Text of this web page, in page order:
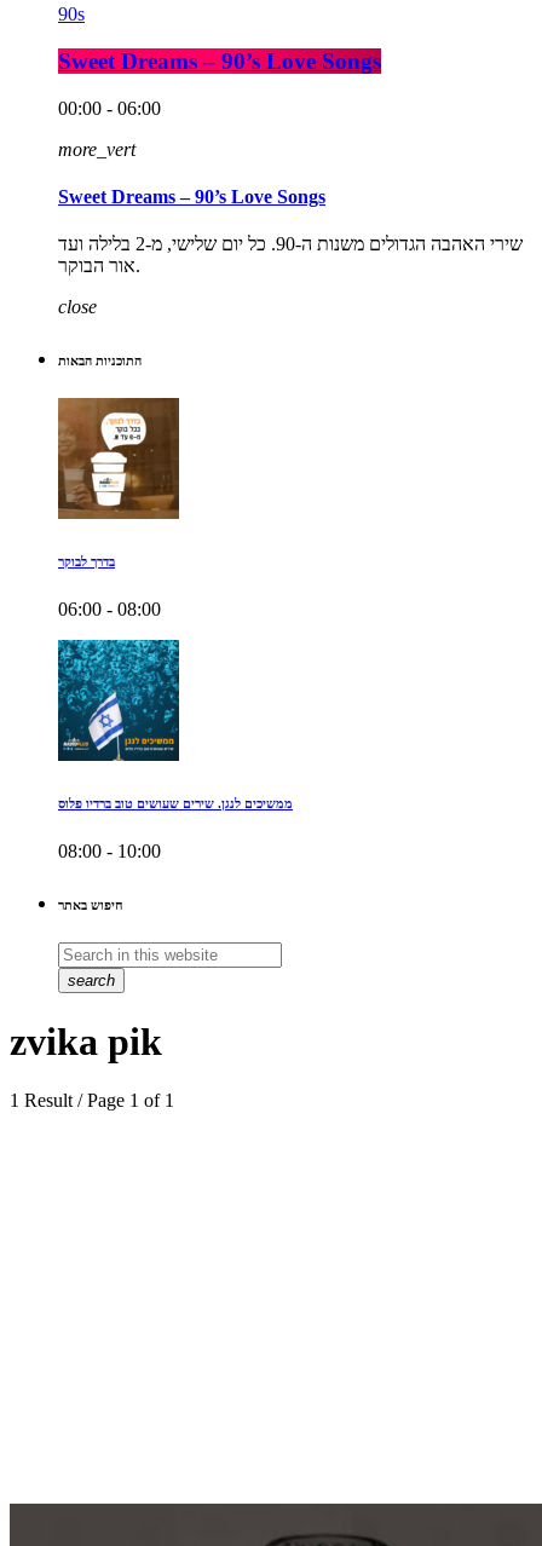
90s
Sweet Dreams – 90’s Love Songs
00:00 - 06:00
more_vert
Sweet Dreams – 90’s Love Songs
שירי האהבה הגדולים משנות ה-90. כל יום שלישי, מ-2 בלילה ועד
אור הבוקר.
close
התוכניות הבאות
בדרך לבוקר
06:00 - 08:00
ממשיכים לנגן. שירים שעושים טוב ברדיו פלוס
08:00 - 10:00
חיפוש באתר
search
zvika pik
1 Result / Page 1 of 1